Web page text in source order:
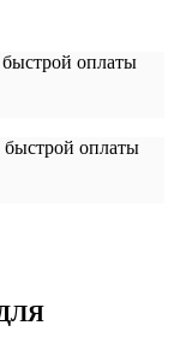
оплаты
быстрой оплаты